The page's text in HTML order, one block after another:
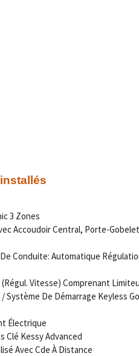
3 Zones
Accoudoir Central, Porte-
Conduite: Automatique
Vitesse) Comprenant
Système De Démarrage Keyless
Électrique
Clé Kessy Advanced
Avec Cde À Distance